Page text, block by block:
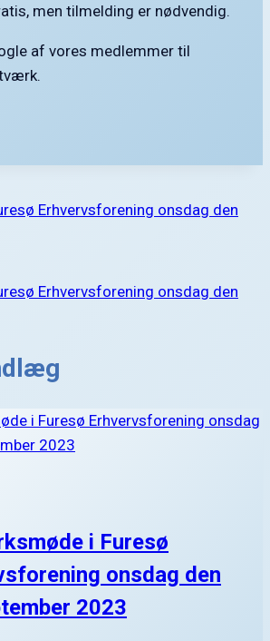
men tilmelding er nødvendig.
af vores medlemmer til
Erhvervsforening onsdag den
Erhvervsforening onsdag den
i Furesø
onsdag den
2023